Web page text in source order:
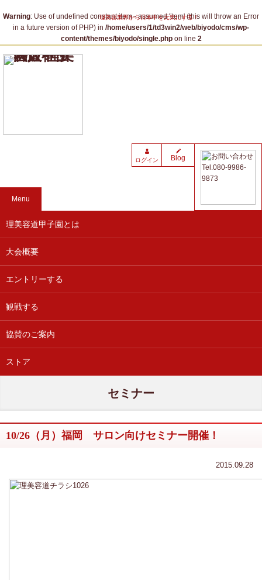
Warning: Use of undefined constant item - assumed 'item' (this will throw an Error
in a future version of PHP) in /home/users/1/td3win2/web/biyodo/cms/wp-
content/themes/biyodo/single.phpon line 2
理美容業界から日本中を元気にする！
Blog
ログイン
Menu
理美容道甲子園とは
大会概要
エントリーする
観戦する
協賛のご案内
ストア
セミナー
10/26（月）福岡 サロン向けセミナー開催！
2015.09.28